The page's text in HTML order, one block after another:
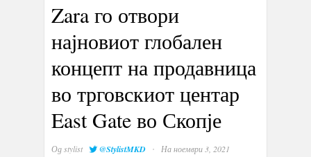
Zara го отвори
најновиот глобален
концепт на продавница
во трговскиот центар
East Gate во Скопје
Одstylist @StylistMKD · На ноември 3, 2021